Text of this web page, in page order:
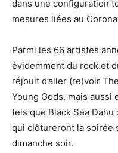
dans une configuration
mesures liées au
Parmi les 66 artistes
évidemment du rock et
réjouit d’aller (re)voir
Young Gods, mais
tels que Black Sea
qui clôtureront la soirée
dimanche soir.